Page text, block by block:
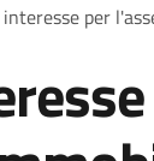
per